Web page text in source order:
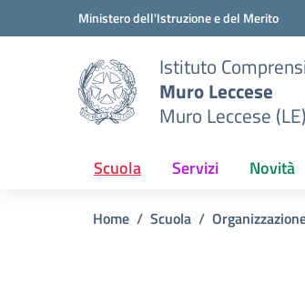
Vai ai contenuti
Vai al menu di navigazioneMinistero dell'Istruzione e del Merito
Istituto
Muro Leccese
Muro Leccese (LE)
Scuola Servizi Novità
Home Scuola